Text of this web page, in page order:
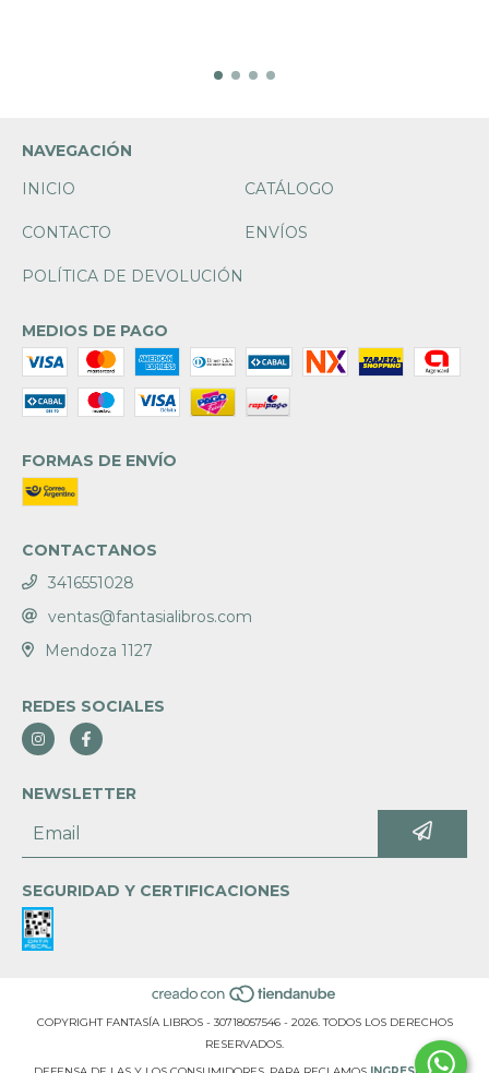
NAVEGACIÓN
INICIO
CATÁLOGO
CONTACTO ENVÍOS
POLÍTICA DE DEVOLUCIÓN
MEDIOS DE PAGO
FORMAS DE ENVÍO
CONTACTANOS
3416551028
ventas@fantasialibros.com
Mendoza 1127
REDES SOCIALES
NEWSLETTER
SEGURIDAD Y CERTIFICACIONES
COPYRIGHT FANTASÍA LIBROS - 30718057546 - 2026. TODOS LOS DERECHOS
RESERVADOS.